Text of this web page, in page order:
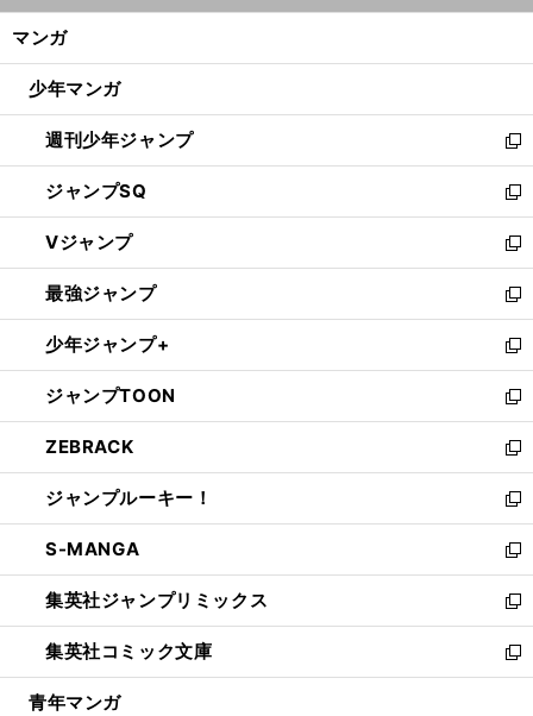
ン
ウ
開
く
マンガ
少年マンガ
週刊少年ジャンプ
新
し
い
ウ
ィ
ン
ド
ウ
で
開
く
ジャンプSQ
新
し
い
ウ
ィ
ン
ド
ウ
で
開
く
Vジャンプ
新
し
い
ウ
ィ
ン
ド
ウ
で
開
く
最強ジャンプ
新
し
い
ウ
ィ
ン
ド
ウ
で
開
く
少年ジャンプ+
新
し
い
ウ
ィ
ン
ド
ウ
で
開
く
ジャンプTOON
新
し
い
ウ
ィ
ン
ド
ウ
で
開
く
ZEBRACK
新
し
い
ウ
ィ
ン
ド
ウ
で
開
ジャンプルーキー！
新
し
い
ウ
ィ
ン
ド
ウ
S-MANGA
新
し
い
ウ
ィ
ン
集英社ジャンプリミックス
新
し
い
ウ
集英社コミック文庫
新
し
青年マンガ